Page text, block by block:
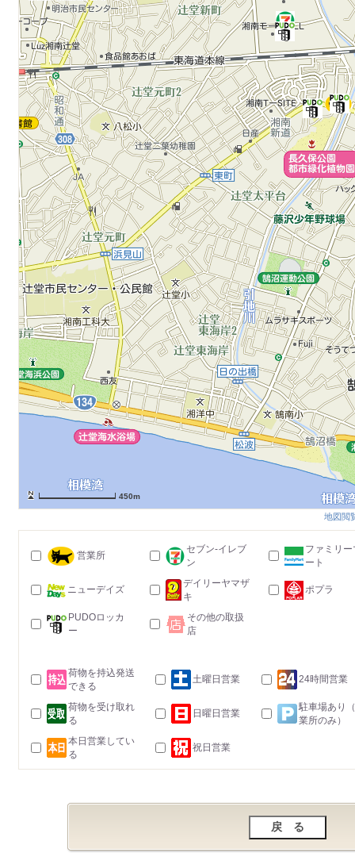
450m
地図閲
営業所
セブン-イレブ
ン
ファミリー
ート
ニューデイズ
デイリーヤマザ
キ
ポプラ
PUDOロッカ
ー
その他の取扱
店
荷物を持込発送
できる
土曜日営業 24時間営業
荷物を受け取れ
る
日曜日営業
駐車場あり
業所のみ）
本日営業してい
る
祝日営業